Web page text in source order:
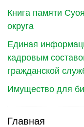
Книга памяти
округа
Единая
кадровым
гражданской
Имущество для
Главная